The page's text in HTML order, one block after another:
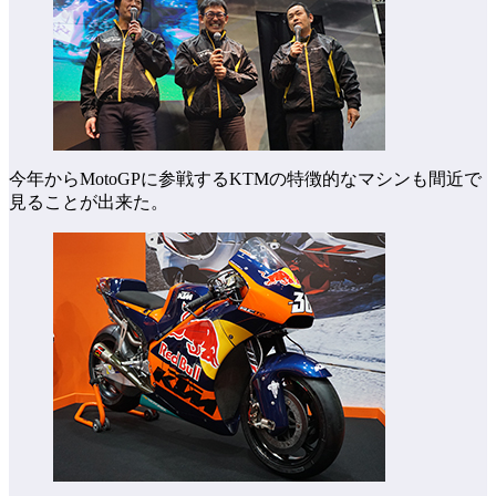
今年からMotoGPに参戦するKTMの特徴的なマシンも間近で
見ることが出来た。